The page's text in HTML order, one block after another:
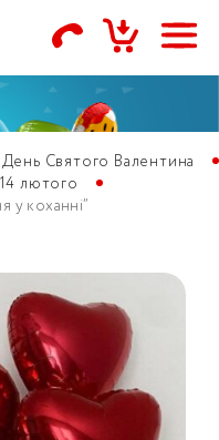
День Святого Валентина
лютого
у коханні”